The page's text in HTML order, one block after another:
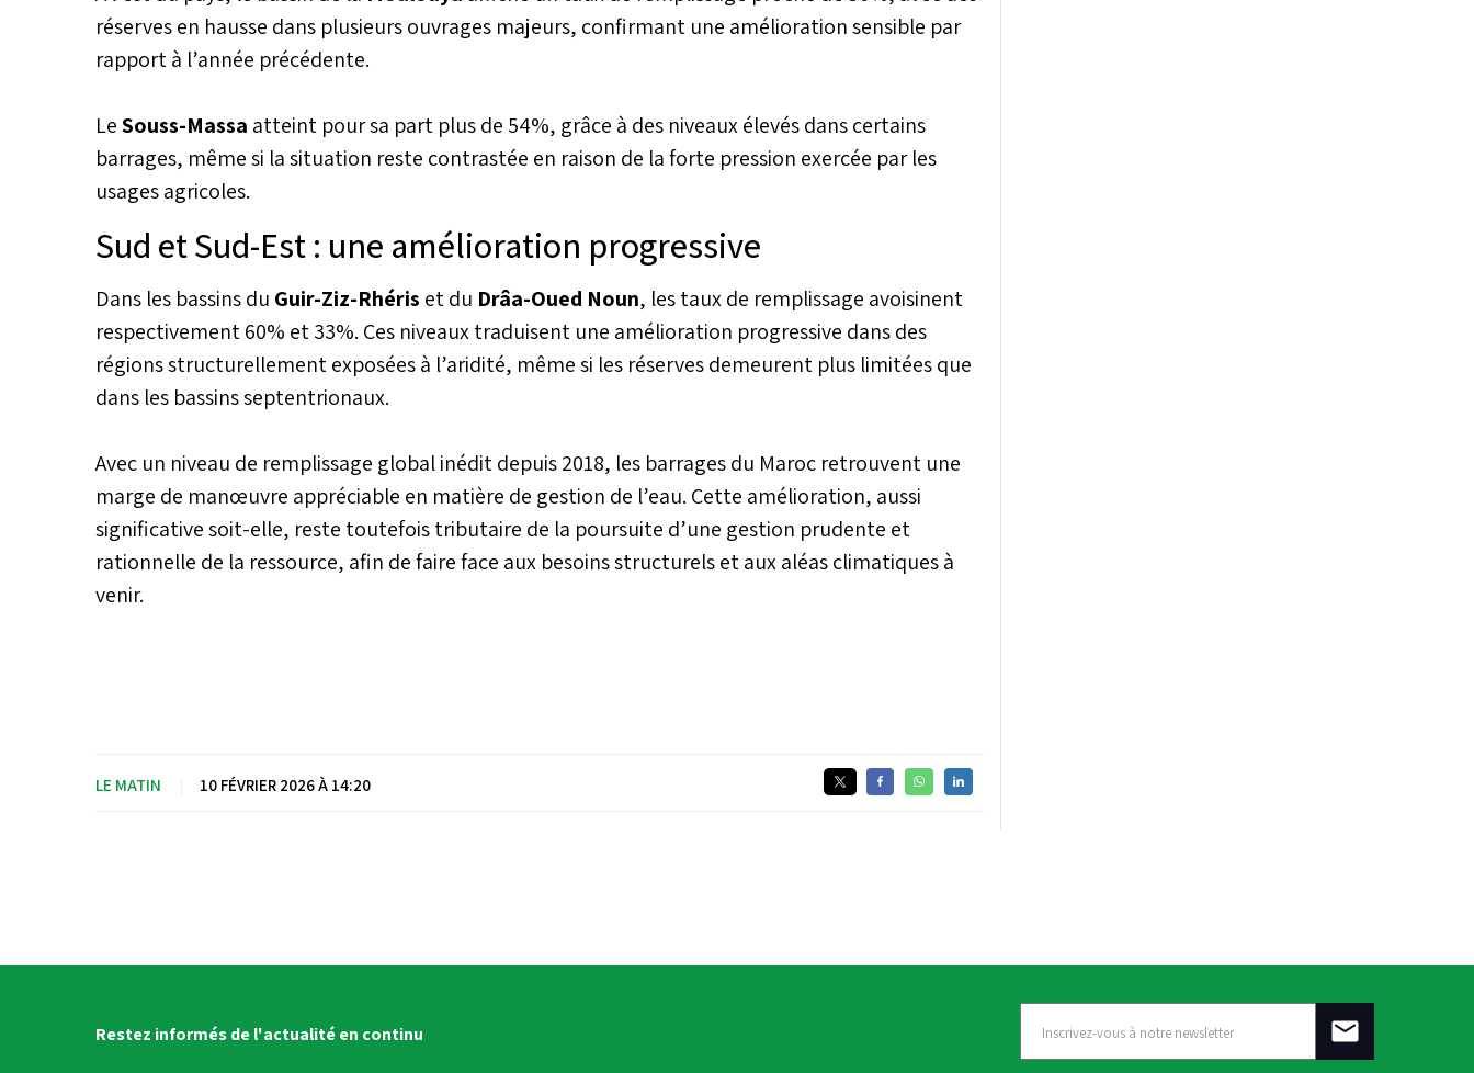
réserves en hausse dans plusieurs ouvrages majeurs, confirmant une amélioration sensible par
rapport à l’année précédente.
LeSouss-Massa atteint pour sa part plus de 54%, grâce à des niveaux élevés dans certains
barrages, même si la situation reste contrastée en raison de la forte pression exercée par les
usages agricoles.
Sud et Sud-Est : une amélioration progressive
Dans les bassins du Guir-Ziz-Rhéris et du Drâa-Oued Noun, les taux de remplissage avoisinent
respectivement 60% et 33%. Ces niveaux traduisent une amélioration progressive dans des
régions structurellement exposées à l’aridité, même si les réserves demeurent plus limitées que
dans les bassins septentrionaux.
Avec un niveau de remplissage global inédit depuis 2018, les barrages du Maroc retrouvent une
marge de manœuvre appréciable en matière de gestion de l’eau. Cette amélioration, aussi
significative soit-elle, reste toutefois tributaire de la poursuite d’une gestion prudente et
rationnelle de la ressource, afin de faire face aux besoins structurels et aux aléas climatiques à
venir.
LE MATIN 10 FÉVRIER 2026 À 14:20
Restez informés de l'actualité en continu